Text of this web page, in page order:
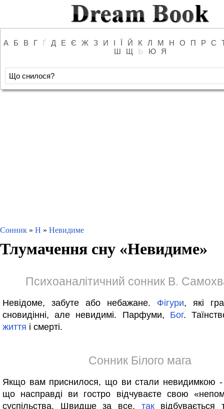
А Б В Г Ґ Д Е Є Ж З И І Ї Й К Л М Н О П Р С
Ш
Щ Ь Ю Я
Сонник » Н » Невидиме
Тлумачення сну «Невидиме»
Психоаналітичний сонник В.
Невідоме, забуте або небажане. Фігури, які
сновидінні, але невидимі. Парфуми, Бог.
життя і смерті.
Сонник Білого мага
Якщо вам приснилося, що ви стали невидимкою -
що насправді ви гостро відчуваєте свою
суспільства. Швидше за все, так